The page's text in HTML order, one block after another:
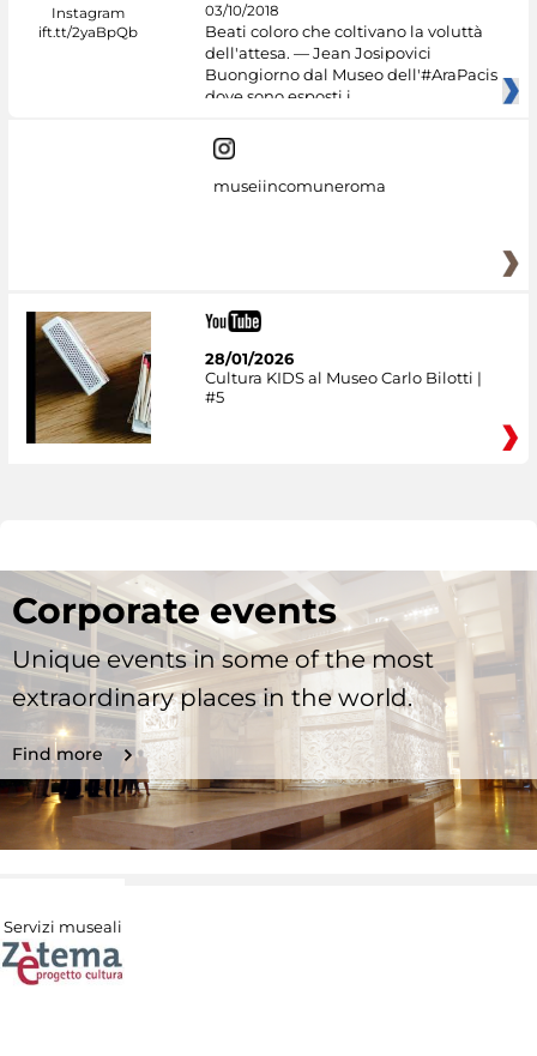
03/10/2018
Beati coloro che coltivano la voluttà
dell'attesa. — Jean Josipovici
Buongiorno dal Museo dell'#AraPacis
dove sono esposti i
museiincomuneroma
28/01/2026
Cultura KIDS al Museo Carlo Bilotti |
#5
Corporate events
Unique events in some of the most
extraordinary places in the world.
Find more
Servizi museali